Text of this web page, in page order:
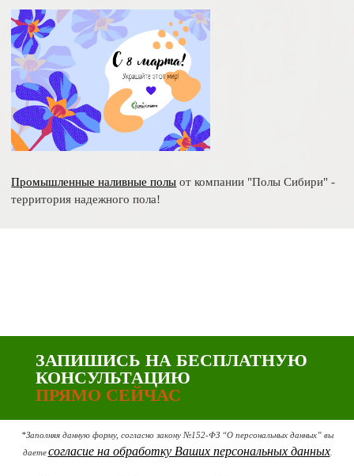
Промышленные наливные полы от компании "Полы Сибири" -
территория надежного пола!
ЗАПИШИСЬ НА БЕСПЛАТНУЮ
КОНСУЛЬТАЦИЮ
ПРЯМО СЕЙЧАС
*Заполняя данную форму, согласно закону №152-ФЗ “О персональных данных” вы
даете согласие на обработку Ваших персональных данных.